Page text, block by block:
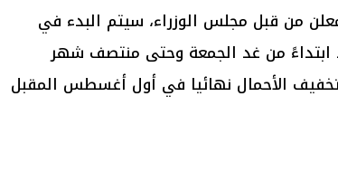
من قبل مجلس الوزراء، سيتم البدء في
من غد الجمعة وحتى منتصف شهر
الأحمال نهائيا في أول أغسطس المقبل